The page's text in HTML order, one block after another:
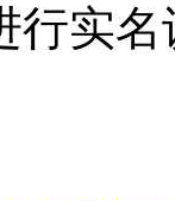
行实名